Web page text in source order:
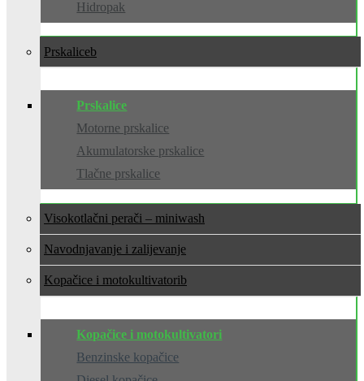
Hidropak
Prskalice
Prskalice
Motorne prskalice
Akumulatorske prskalice
Tlačne prskalice
Visokotlačni perači – miniwash
Navodnjavanje i zalijevanje
Kopačice i motokultivatori
Kopačice i motokultivatori
Benzinske kopačice